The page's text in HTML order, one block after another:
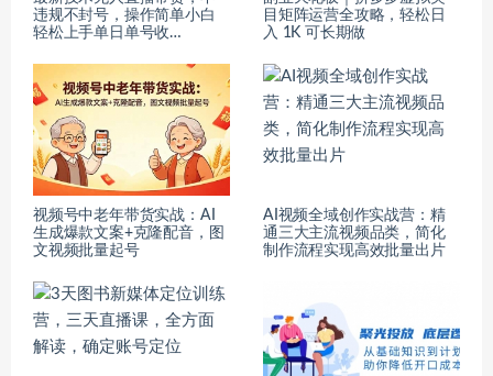
违规不封号，操作简单小白
轻松上手单日单号收…
目矩阵运营全攻略，轻松日
入 1K 可长期做
视频号中老年带货实战：AI
生成爆款文案+克隆配音，图
文视频批量起号
AI视频全域创作实战营：精
通三大主流视频品类，简化
制作流程实现高效批量出片